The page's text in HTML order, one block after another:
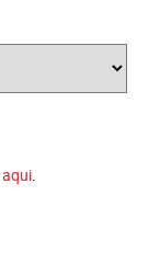
aqui.